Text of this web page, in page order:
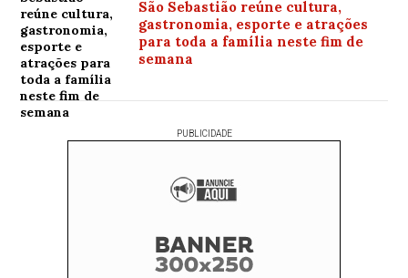
São Sebastião reúne cultura,
gastronomia, esporte e atrações
para toda a família neste fim de
semana
PUBLICIDADE